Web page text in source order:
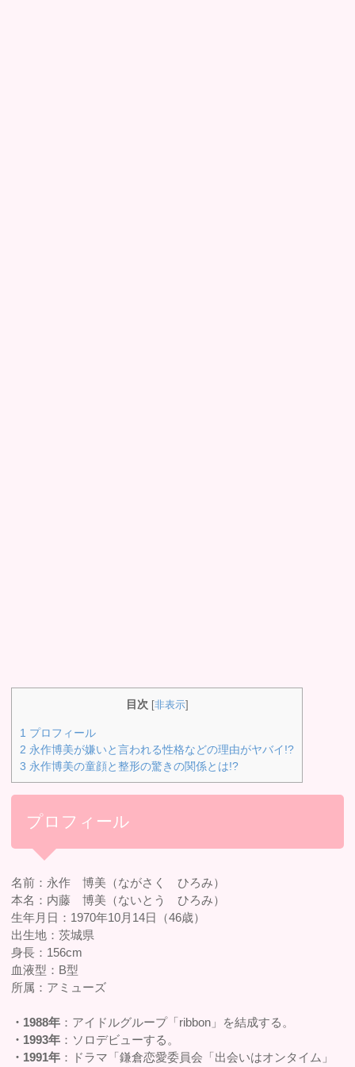
目次 [非表示]
1 プロフィール
2 永作博美が嫌いと言われる性格などの理由がヤバイ!?
3 永作博美の童顔と整形の驚きの関係とは!?
プロフィール
名前：永作 博美（ながさく ひろみ）
本名：内藤 博美（ないとう ひろみ）
生年月日：1970年10月14日（46歳）
出生地：茨城県
身長：156cm
血液型：B型
所属：アミューズ
・1988年 ：アイドルグループ「ribbon」を結成する。
・1993年 ：ソロデビューする。
・1991年 ：ドラマ「鎌倉恋愛委員会「出会いはオンタイム」